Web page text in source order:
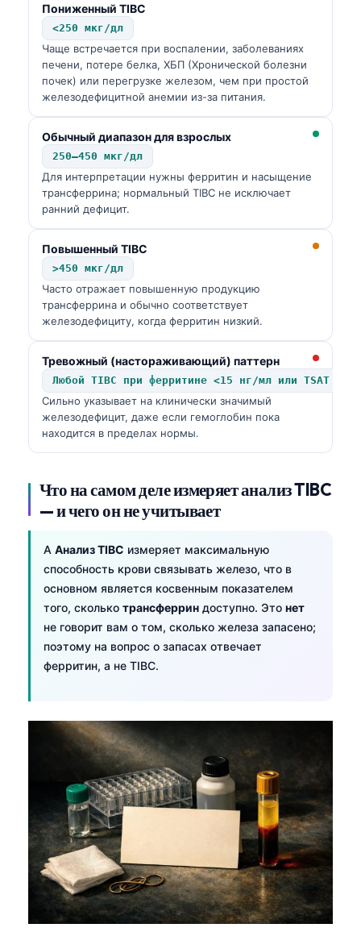
Пониженный TIBC
<250 мкг/дл
Чаще встречается при воспалении, заболеваниях
печени, потере белка, ХБП (Хронической болезни
почек) или перегрузке железом, чем при простой
железодефицитной анемии из-за питания.
Обычный диапазон для взрослых
250–450 мкг/дл
Для интерпретации нужны ферритин и насыщение
трансферрина; нормальный TIBC не исключает
ранний дефицит.
Повышенный TIBC
>450 мкг/дл
Часто отражает повышенную продукцию
трансферрина и обычно соответствует
железодефициту, когда ферритин низкий.
Тревожный (настораживающий) паттерн
Любой TIBC при ферритине <15 нг/мл или TSAT <10%
Сильно указывает на клинически значимый
железодефицит, даже если гемоглобин пока
находится в пределах нормы.
Что на самом деле измеряет анализ TIBC
— и чего он не учитывает
A Анализ TIBC измеряет максимальную
способность крови связывать железо, что в
основном является косвенным показателем
того, сколько трансферрин доступно. Это нет
не говорит вам о том, сколько железа запасено;
поэтому на вопрос о запасах отвечает
ферритин, а не TIBC.